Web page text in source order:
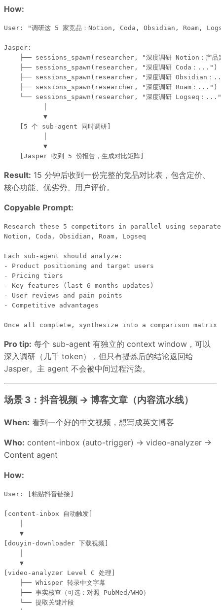
How:
User: "调研这 5 家竞品：Notion, Coda, Obsidian, Roam,
Jasper:
├── sessions_spawn(researcher, "深度调研 Notion：产品定
    ├── sessions_spawn(researcher, "深度调研 Coda：...")
├── sessions_spawn(researcher, "深度调研 Obsidian：
    ├── sessions_spawn(researcher, "深度调研 Roam：...")
└── sessions_spawn(researcher, "深度调研 Logseq：
          ▼
    [5 个 sub-agent 同时调研]
          ▼
Result: 15 分钟后收到一份完整的竞品对比表，包含定价、
核心功能、优劣势、用户评价。
Copyable Prompt:
Research these 5 competitors in parallel using
Notion, Coda, Obsidian, Roam, Logseq
Each sub-agent should analyze:
- Product positioning and target users
- Pricing tiers
- Key features (last 6 months updates)
- User reviews and pain points
- Competitive advantages
Pro tip: 每个 sub-agent 有独立的 context window，可以
深入调研（几千 token），但只有提炼后的结论返回给
Jasper。主 agent 不会被中间过程污染。
场景 3：抖音视频 → 博客文章（内容流水线）
When: 看到一个好的中文视频，想写成英文博客
Who: content-inbox (auto-trigger) → video-analyzer →
Content agent
How:
User: [粘贴抖音链接]
[content-inbox 自动触发]
    ▼
[douyin-downloader 下载视频]
    ▼
[video-analyzer Level C 处理]
    ├── Whisper 转录中文字幕
    ├── 事实核查（可选：对照 PubMed/WHO）
    └── 提取关键片段